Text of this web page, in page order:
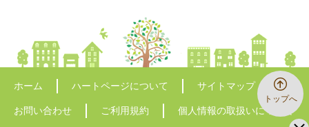
トップへ
ホーム ハートページについて サイトマップ
お問い合わせ ご利用規約 個人情報の取扱いについて